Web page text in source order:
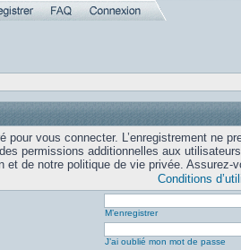
pour vous connecter. L’enregistrement ne
permissions additionnelles aux
et de notre politique de vie privée.
Conditions
M’enregistrer
J’ai oublié mon mot de passe